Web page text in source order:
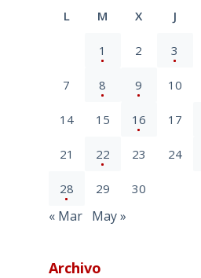
L M X J
1 2 3
7 8 9 10
14 15 16 17
21 22 23 24
28 29 30
« Mar May »
Archivo